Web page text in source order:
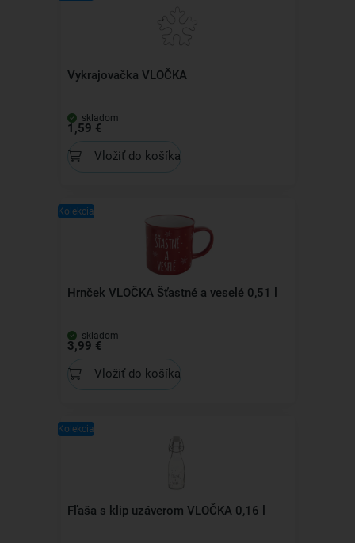
Vykrajovačka VLOČKA
skladom
1,59 €
Vložiť do košíka
Kolekcia
Hrnček VLOČKA Šťastné a veselé 0,51 l
skladom
3,99 €
Vložiť do košíka
Kolekcia
Fľaša s klip uzáverom VLOČKA 0,16 l